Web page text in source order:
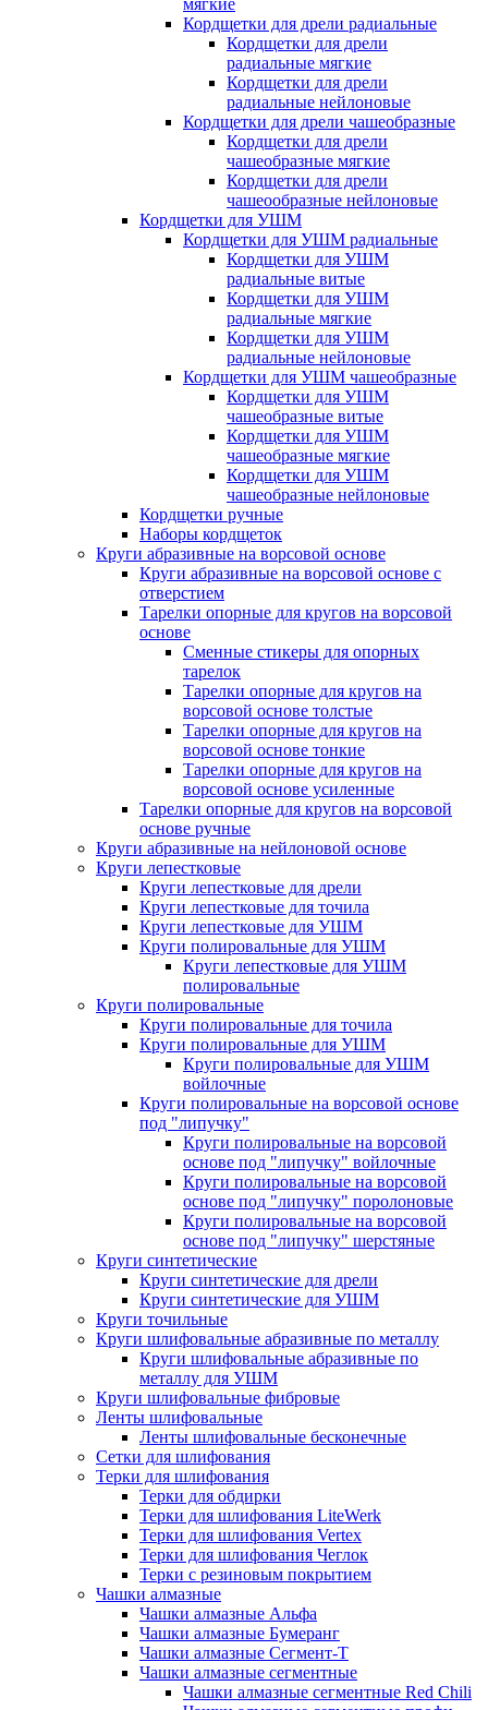
мягкие
Кордщетки для дрели радиальные
Кордщетки для дрели
радиальные мягкие
Кордщетки для дрели
радиальные нейлоновые
Кордщетки для дрели чашеобразные
Кордщетки для дрели
чашеобразные мягкие
Кордщетки для дрели
чашеообразные нейлоновые
Кордщетки для УШМ
Кордщетки для УШМ радиальные
Кордщетки для УШМ
радиальные витые
Кордщетки для УШМ
радиальные мягкие
Кордщетки для УШМ
радиальные нейлоновые
Кордщетки для УШМ чашеобразные
Кордщетки для УШМ
чашеобразные витые
Кордщетки для УШМ
чашеобразные мягкие
Кордщетки для УШМ
чашеобразные нейлоновые
Кордщетки ручные
Наборы кордщеток
Круги абразивные на ворсовой основе
Круги абразивные на ворсовой основе с
отверстием
Тарелки опорные для кругов на ворсовой
основе
Сменные стикеры для опорных
тарелок
Тарелки опорные для кругов на
ворсовой основе толстые
Тарелки опорные для кругов на
ворсовой основе тонкие
Тарелки опорные для кругов на
ворсовой основе усиленные
Тарелки опорные для кругов на ворсовой
основе ручные
Круги абразивные на нейлоновой основе
Круги лепестковые
Круги лепестковые для дрели
Круги лепестковые для точила
Круги лепестковые для УШМ
Круги полировальные для УШМ
Круги лепестковые для УШМ
полировальные
Круги полировальные
Круги полировальные для точила
Круги полировальные для УШМ
Круги полировальные для УШМ
войлочные
Круги полировальные на ворсовой основе
под "липучку"
Круги полировальные на ворсовой
основе под "липучку" войлочные
Круги полировальные на ворсовой
основе под "липучку" поролоновые
Круги полировальные на ворсовой
основе под "липучку" шерстяные
Круги синтетические
Круги синтетические для дрели
Круги синтетические для УШМ
Круги точильные
Круги шлифовальные абразивные по металлу
Круги шлифовальные абразивные по
металлу для УШМ
Круги шлифовальные фибровые
Ленты шлифовальные
Ленты шлифовальные бесконечные
Сетки для шлифования
Терки для шлифования
Терки для обдирки
Терки для шлифования LiteWerk
Терки для шлифования Vertex
Терки для шлифования Чеглок
Терки с резиновым покрытием
Чашки алмазные
Чашки алмазные Альфа
Чашки алмазные Бумеранг
Чашки алмазные Сегмент-Т
Чашки алмазные сегментные
Чашки алмазные сегментные Red Chili